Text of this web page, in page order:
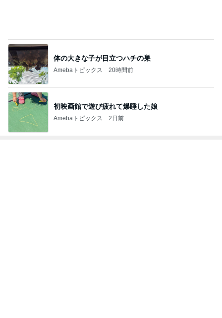
体の大きな子が目立つハチの巣
Amebaトピックス 20時間前
初映画館で遊び疲れて爆睡した娘
Amebaトピックス 2日前